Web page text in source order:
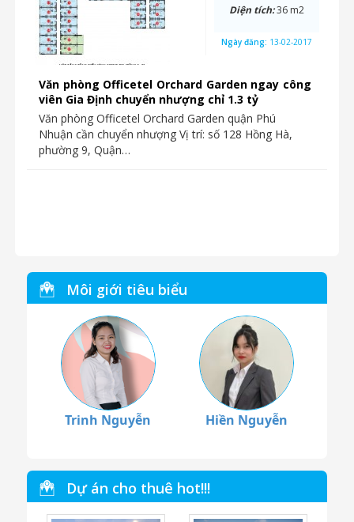
Văn phòng Officetel Orchard Garden ngay công
viên Gia Định chuyển nhượng chỉ 1.3 tỷ
Văn phòng Officetel Orchard Garden quận Phú
Nhuận cần chuyển nhượng Vị trí: số 128 Hồng Hà,
phường 9, Quận…
Diện tích:36 m2
Ngày đăng: 13-02-2017
Môi giới tiêu biểu
Trinh Nguyễn Hiền Nguyễn
Dự án cho thuê hot!!!